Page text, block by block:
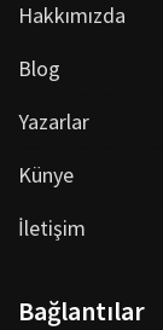
Hakkımızda
Blog
Yazarlar
Künye
İletişim
Bağlantılar